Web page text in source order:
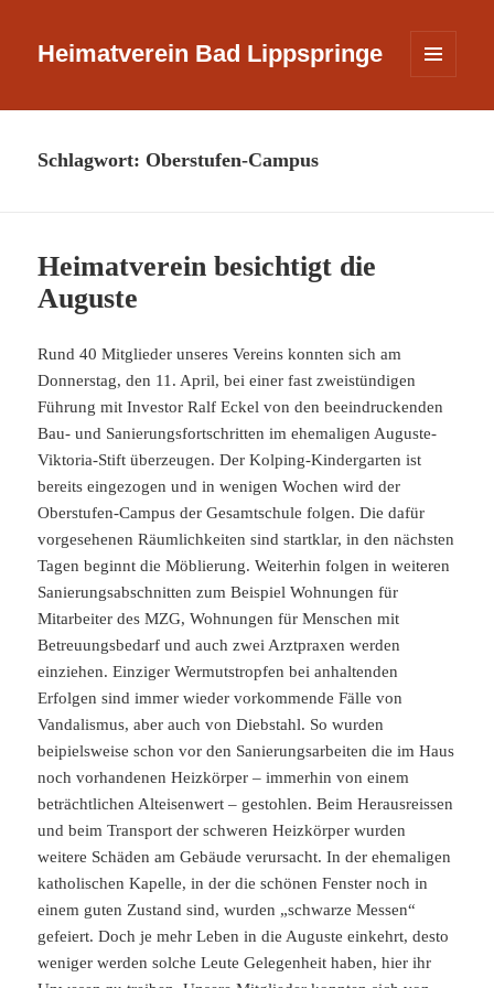
Heimatverein Bad Lippspringe
WIDGETS
Schlagwort: Oberstufen-Campus
Heimatverein besichtigt die
Auguste
Rund 40 Mitglieder unseres Vereins konnten sich am
Donnerstag, den 11. April, bei einer fast zweistündigen
Führung mit Investor Ralf Eckel von den beeindruckenden
Bau- und Sanierungsfortschritten im ehemaligen Auguste-
Viktoria-Stift überzeugen. Der Kolping-Kindergarten ist
bereits eingezogen und in wenigen Wochen wird der
Oberstufen-Campus der Gesamtschule folgen. Die dafür
vorgesehenen Räumlichkeiten sind startklar, in den nächsten
Tagen beginnt die Möblierung. Weiterhin folgen in weiteren
Sanierungsabschnitten zum Beispiel Wohnungen für
Mitarbeiter des MZG, Wohnungen für Menschen mit
Betreuungsbedarf und auch zwei Arztpraxen werden
einziehen. Einziger Wermutstropfen bei anhaltenden
Erfolgen sind immer wieder vorkommende Fälle von
Vandalismus, aber auch von Diebstahl. So wurden
beipielsweise schon vor den Sanierungsarbeiten die im Haus
noch vorhandenen Heizkörper – immerhin von einem
beträchtlichen Alteisenwert – gestohlen. Beim Herausreissen
und beim Transport der schweren Heizkörper wurden
weitere Schäden am Gebäude verursacht. In der ehemaligen
katholischen Kapelle, in der die schönen Fenster noch in
einem guten Zustand sind, wurden „schwarze Messen“
gefeiert. Doch je mehr Leben in die Auguste einkehrt, desto
weniger werden solche Leute Gelegenheit haben, hier ihr